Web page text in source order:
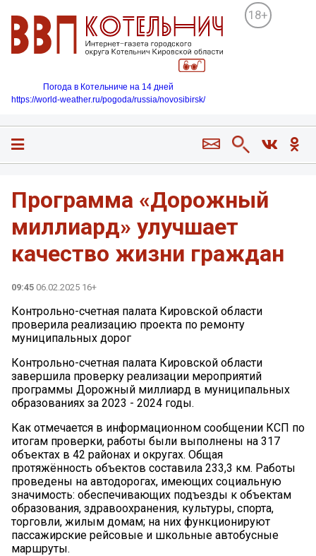
18+
Погода в Котельниче на 14 дней
https://world-weather.ru/pogoda/russia/novosibirsk/
Программа «Дорожный
миллиард» улучшает
качество жизни граждан
09:45 06.02.2025 16+
Контрольно-счетная палата Кировской области
проверила реализацию проекта по ремонту
муниципальных дорог
Контрольно-счетная палата Кировской области
завершила проверку реализации мероприятий
программы Дорожный миллиард в муниципальных
образованиях за 2023 - 2024 годы.
Как отмечается в информационном сообщении КСП по
итогам проверки, работы были выполнены на 317
объектах в 42 районах и округах. Общая
протяжённость объектов составила 233,3 км. Работы
проведены на автодорогах, имеющих социальную
значимость: обеспечивающих подъезды к объектам
образования, здравоохранения, культуры, спорта,
торговли, жилым домам; на них функционируют
пассажирские рейсовые и школьные автобусные
маршруты.